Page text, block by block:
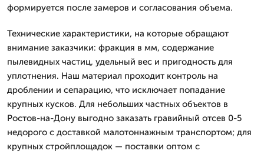
формируется после замеров и согласования объема.
Технические характеристики, на которые обращают
внимание заказчики: фракция в мм, содержание
пылевидных частиц, удельный вес и пригодность для
уплотнения. Наш материал проходит контроль на
дроблении и сепарацию, что исключает попадание
крупных кусков. Для небольших частных объектов в
Ростов-на-Дону выгодно заказать гравийный отсев 0-5
недорого с доставкой малотоннажным транспортом; для
крупных стройплощадок — поставки оптом с